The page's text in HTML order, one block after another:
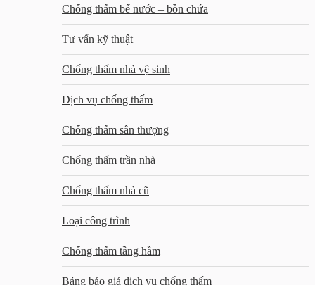
Chống thấm bể nước – bồn chứa
Tư vấn kỹ thuật
Chống thấm nhà vệ sinh
Dịch vụ chống thấm
Chống thấm sân thượng
Chống thấm trần nhà
Chống thấm nhà cũ
Loại công trình
Chống thấm tầng hầm
Bảng báo giá dịch vụ chống thấm